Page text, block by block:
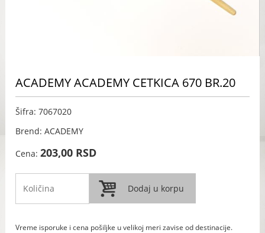
ACADEMY ACADEMY CETKICA 670 BR.20
Šifra: 7067020
Brend: ACADEMY
Cena:203,00 RSD
Vreme isporuke i cena pošiljke u velikoj meri zavise od destinacije.